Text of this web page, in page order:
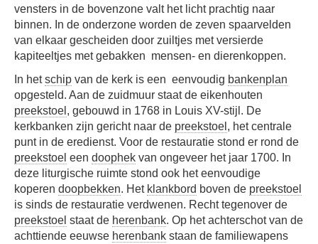
vensters in de bovenzone valt het licht prachtig naar
binnen. In de onderzone worden de zeven spaarvelden
van elkaar gescheiden door zuiltjes met versierde
kapiteeltjes met gebakken mensen- en dierenkoppen.
In hetschip van de kerk is een eenvoudig bankenplan
opgesteld. Aan de zuidmuur staat de eikenhouten
preekstoel , gebouwd in 1768 in Louis XV-stijl. De
kerkbanken zijn gericht naar de preekstoel , het centrale
punt in de eredienst. Voor de restauratie stond er rond de
preekstoel een doophek van ongeveer het jaar 1700. In
deze liturgische ruimte stond ook het eenvoudige
koperen doopbekken. Het klankbord boven de preekstoel
is sinds de restauratie verdwenen. Recht tegenover de
preekstoel staat de herenbank. Op het achterschot van de
achttiende eeuwse herenbank staan de familiewapens